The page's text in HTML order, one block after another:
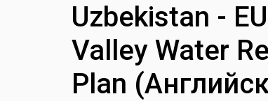
Uzbekistan -
Valley Water
Plan